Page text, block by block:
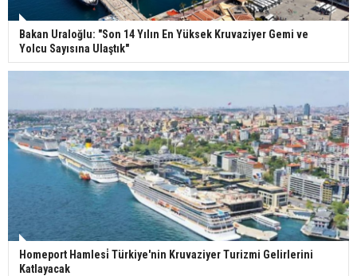
Bakan Uraloğlu: "Son 14 Yılın En Yüksek Kruvaziyer Gemi ve
Yolcu Sayısına Ulaştık"
Homeport Hamlesi̇ Türkiye'nin Kruvaziyer Turizmi Gelirlerini
Katlayacak